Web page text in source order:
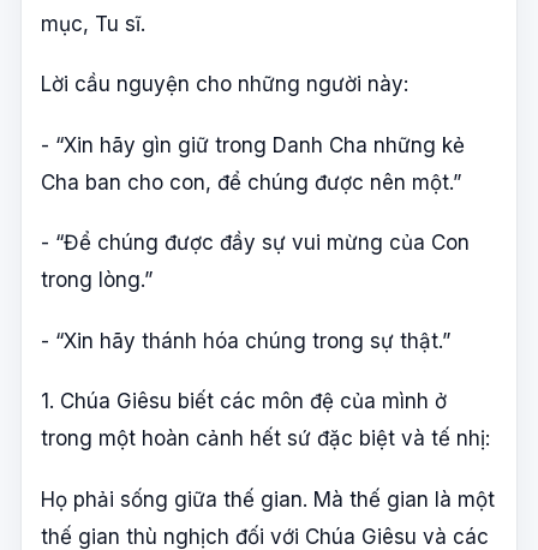
mục, Tu sĩ.
Lời cầu nguyện cho những người này:
- “Xin hãy gìn giữ trong Danh Cha những kẻ
Cha ban cho con, để chúng được nên một.”
- “Để chúng được đầy sự vui mừng của Con
trong lòng.”
- “Xin hãy thánh hóa chúng trong sự thật.”
1. Chúa Giêsu biết các môn đệ của mình ở
trong một hoàn cảnh hết sứ đặc biệt và tế nhị:
Họ phải sống giữa thế gian. Mà thế gian là một
thế gian thù nghịch đối với Chúa Giêsu và các